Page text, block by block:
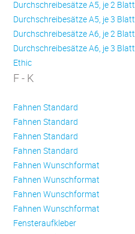
Durchschreibesätze A5, je 2 Blatt
Durchschreibesätze A5, je 3 Blatt
Durchschreibesätze A6, je 2 Blatt
Durchschreibesätze A6, je 3 Blatt
Ethic
F - K
Fahnen Standard
Fahnen Standard
Fahnen Standard
Fahnen Standard
Fahnen Wunschformat
Fahnen Wunschformat
Fahnen Wunschformat
Fahnen Wunschformat
Fensteraufkleber